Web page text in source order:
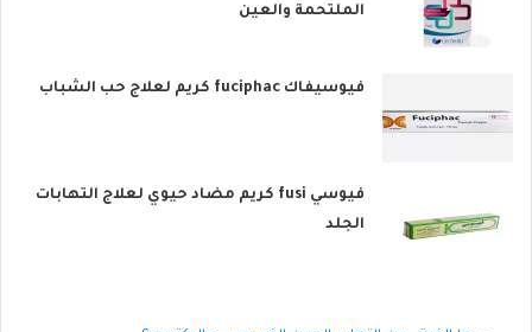
الملتحمة والعين
فيوسيفاك fuciphac كريم لعلاج حب الشباب
فيوسي fusi كريم مضاد حيوي لعلاج التهابات
الجلد